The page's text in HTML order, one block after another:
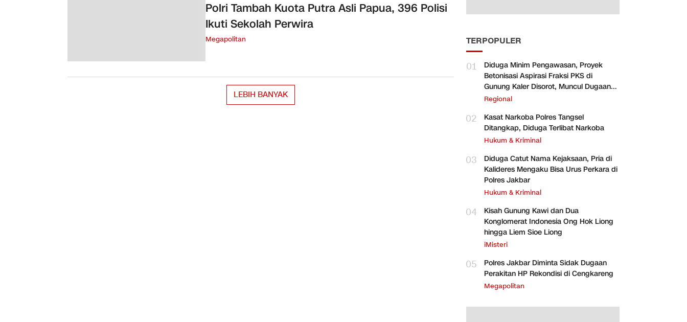
Polri Tambah Kuota Putra Asli Papua, 396 Polisi
Ikuti Sekolah Perwira
Megapolitan
LEBIH BANYAK
TERPOPULER
01
Diduga Minim Pengawasan, Proyek
Betonisasi Aspirasi Fraksi PKS di
Gunung Kaler Disorot, Muncul Dugaan
Pengurangan Volume
Regional
02
Kasat Narkoba Polres Tangsel
Ditangkap, Diduga Terlibat Narkoba
Hukum & Kriminal
03
Diduga Catut Nama Kejaksaan, Pria di
Kalideres Mengaku Bisa Urus Perkara di
Polres Jakbar
Hukum & Kriminal
04
Kisah Gunung Kawi dan Dua
Konglomerat Indonesia Ong Hok Liong
hingga Liem Sioe Liong
iMisteri
05
Polres Jakbar Diminta Sidak Dugaan
Perakitan HP Rekondisi di Cengkareng
Megapolitan